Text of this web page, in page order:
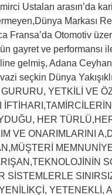
Terk Etti, Ama Gerçek
“Büyükanne Yalan
Ustaları arasın’da
Markası
Fransa’da Otomotiv
gayret ve performansı
gelmiş, Adana
seçkin Dünya
YETKİLİ VE
HER
VE ONARIMLARINI
SİSTEMLERLE
YETENEKLİ,